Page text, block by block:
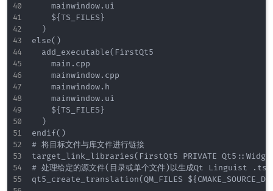
    mainwindow.ui
    ${TS_FILES}
  )
else()
  add_executable(FirstQt5
    main.cpp
    mainwindow.cpp
    mainwindow.h
    mainwindow.ui
    ${TS_FILES}
  )
endif()
# 将目标文件与库文件进行链接
target_link_libraries(FirstQt5 PRIVATE
# 处理给定的源文件(目录或单个文件)以生成Qt Linguist .ts文
qt5_create_translation(QM_FILES